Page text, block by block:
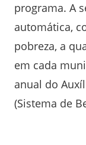
programa. A
automática,
pobreza, a
em cada
anual do
(Sistema de